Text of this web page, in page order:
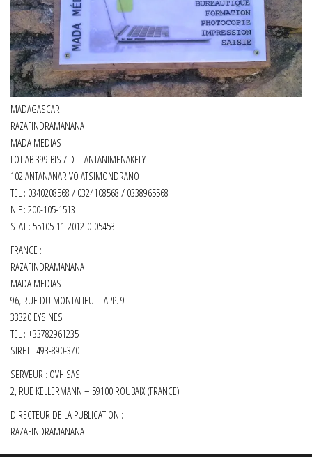
MADAGASCAR :
RAZAFINDRAMANANA
MADA MEDIAS
LOT AB 399 BIS / D – ANTANIMENAKELY
102 ANTANANARIVO ATSIMONDRANO
TEL : 0340208568 / 0324108568 / 0338965568
NIF : 200-105-1513
STAT : 55105-11-2012-0-05453
FRANCE :
RAZAFINDRAMANANA
MADA MEDIAS
96, RUE DU MONTALIEU – APP. 9
33320 EYSINES
TEL : +33782961235
SIRET : 493-890-370
SERVEUR : OVH SAS
2, RUE KELLERMANN – 59100 ROUBAIX (FRANCE)
DIRECTEUR DE LA PUBLICATION :
RAZAFINDRAMANANA